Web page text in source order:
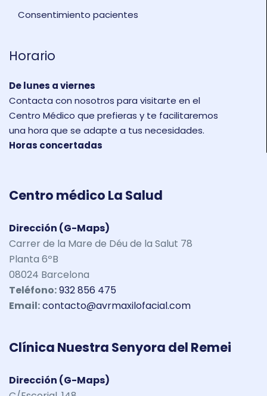
Consentimiento pacientes
Horario
De lunes a viernes
Contacta con nosotros para visitarte en el
Centro Médico que prefieras y te facilitaremos
una hora que se adapte a tus necesidades.
Horas concertadas
Centro médico La Salud
Dirección (G-Maps)
Carrer de la Mare de Déu de la Salut 78
Planta 6ºB
08024 Barcelona
Teléfono:932 856 475
Email:contacto@avrmaxilofacial.com
Clínica Nuestra Senyora del Remei
Dirección (G-Maps)